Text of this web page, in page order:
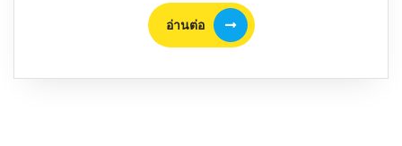
สัตว์
ป่า
เขา
ใหญ่
อ่านต่อ
อ่าน
ต่อ